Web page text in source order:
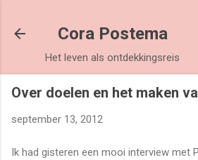
Cora Postema
Het leven als ontdekkingsreis
Over doelen en het maken
september 13, 2012
Ik had gisteren een mooi interview met